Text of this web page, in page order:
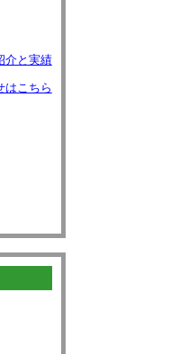
と実績
はこちら